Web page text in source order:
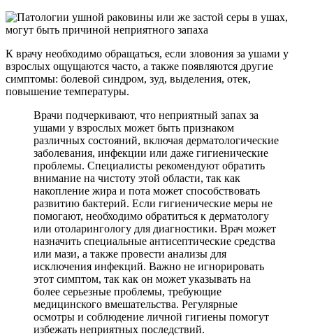
К врачу необходимо обращаться, если зловония за ушами у
взрослых ощущаются часто, а также появляются другие
симптомы: болевой синдром, зуд, выделения, отек,
повышение температуры.
Врачи подчеркивают, что неприятный запах за
ушами у взрослых может быть признаком
различных состояний, включая дерматологические
заболевания, инфекции или даже гигиенические
проблемы. Специалисты рекомендуют обратить
внимание на чистоту этой области, так как
накопление жира и пота может способствовать
развитию бактерий. Если гигиенические меры не
помогают, необходимо обратиться к дерматологу
или отоларингологу для диагностики. Врач может
назначить специальные антисептические средства
или мази, а также провести анализы для
исключения инфекций. Важно не игнорировать
этот симптом, так как он может указывать на
более серьезные проблемы, требующие
медицинского вмешательства. Регулярные
осмотры и соблюдение личной гигиены помогут
избежать неприятных последствий.